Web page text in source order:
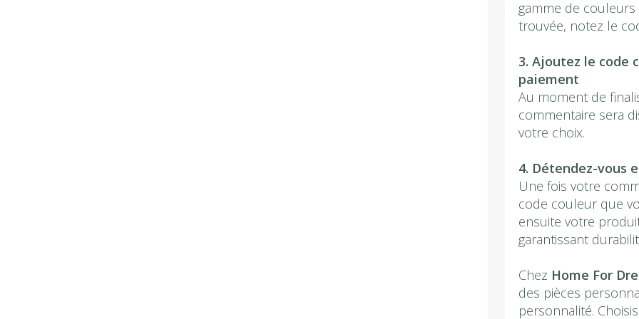
gamme de
trouvée, notez le
3. Ajoutez le code
paiement
Au moment de
commentaire sera
votre choix.
4. Détendez-vous
Une fois votre
code couleur que
ensuite votre
garantissant
Chez Home For
des pièces
personnalité.